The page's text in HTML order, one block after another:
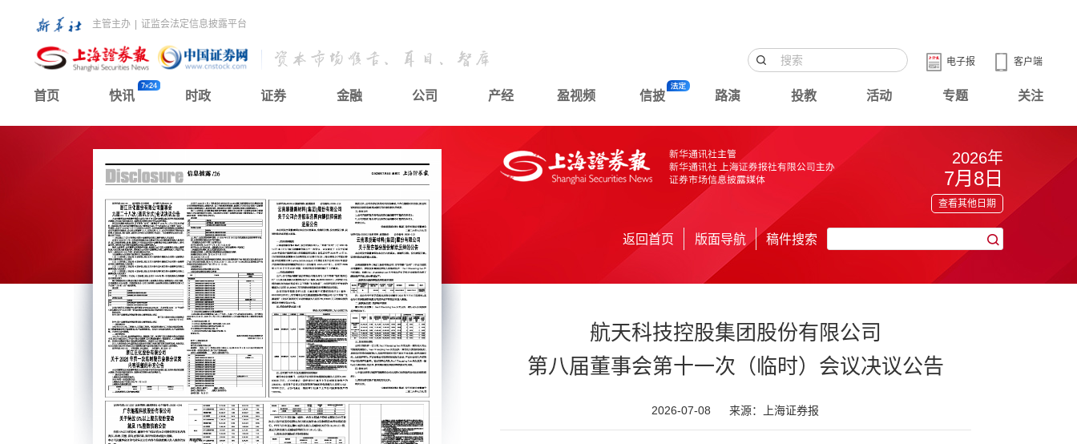
主管主办 证监会法定信息披露平台
客户端
电子报
首页 快讯 时政 证券 金融 公司 产经 盈视频 信披 路演 投教 活动 专题 关注
2026年
7月8日
查看其他日期
返回首页 版面导航 稿件搜索
航天科技控股集团股份有限公司
第八届董事会第十一次（临时）会议决议公告
2026-07-08 来源：上海证券报